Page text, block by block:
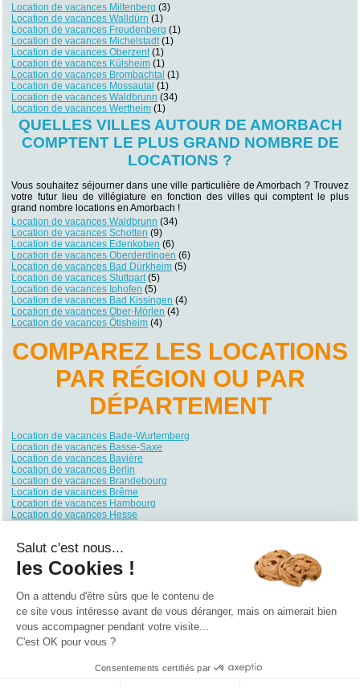
Location de vacances Miltenberg (3)
Location de vacances Walldürn (1)
Location de vacances Freudenberg (1)
Location de vacances Michelstadt(1)
Location de vacances Oberzent(1)
Location de vacances Külsheim (1)
Location de vacances Brombachtal (1)
Location de vacances Mossautal (1)
Location de vacances Waldbrunn (34)
Location de vacances Wertheim (1)
QUELLES VILLES AUTOUR DE AMORBACH
COMPTENT LE PLUS GRAND NOMBRE DE
LOCATIONS ?
Vous souhaitez séjourner dans une ville particulière de Amorbach ? Trouvez
votre futur lieu de villégiature en fonction des villes qui comptent le plus
grand nombre locations en Amorbach !
Location de vacances Waldbrunn (34)
Location de vacances Schotten (9)
Location de vacances Edenkoben (6)
Location de vacances Oberderdingen (6)
Location de vacances Bad Dürkheim (5)
Location de vacances Stuttgart(5)
Location de vacances Iphofen (5)
Location de vacances Bad Kissingen (4)
Location de vacances Ober-Mörlen (4)
Location de vacances Ötisheim (4)
COMPAREZ LES LOCATIONS
PAR RÉGION OU PAR
DÉPARTEMENT
Location de vacances Bade-Wurtemberg
Location de vacances Basse-Saxe
Location de vacances Bavière
Location de vacances Berlin
Location de vacances Brandebourg
Location de vacances Brême
Location de vacances Hambourg
Location de vacances Hesse
Location de vacances Rhénanie-Palatinat
Location de vacances Sarre
Location de vacances Saxe
Location de vacances Schleswig-Holstein
Location de vacances Thuringe
Qui sommes nous ? |Contactez-nous
Salut c'est nous...
les Cookies !
On a attendu d'être sûrs que le contenu de
ce site vous intéresse avant de vous déranger, mais on aimerait bien
vous accompagner pendant votre visite...
C'est OK pour vous ?
Consentements certifiés par